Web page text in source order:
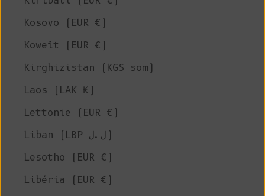
Kosovo (EUR €)
Koweït (EUR €)
Kirghizistan (KGS som)
Laos (LAK ₭)
Lettonie (EUR €)
Liban (LBP ل.ل)
Lesotho (EUR €)
Libéria (EUR €)